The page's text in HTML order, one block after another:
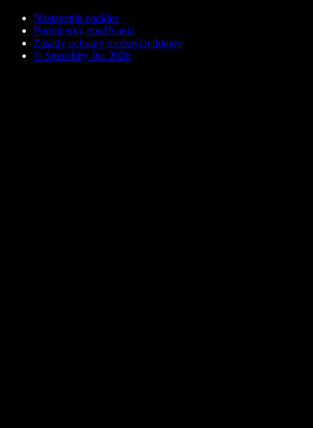
Nastavenia cookies
Podmienky používania
Zásady ochrany osobných údajov
© Speechify Inc 2026